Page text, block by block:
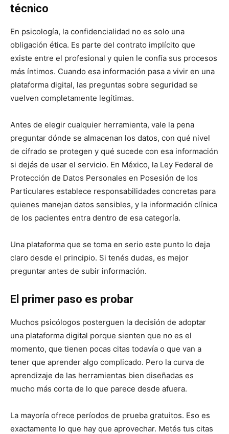
técnico
En psicología, la confidencialidad no es solo una
obligación ética. Es parte del contrato implícito que
existe entre el profesional y quien le confía sus procesos
más íntimos. Cuando esa información pasa a vivir en una
plataforma digital, las preguntas sobre seguridad se
vuelven completamente legítimas.
Antes de elegir cualquier herramienta, vale la pena
preguntar dónde se almacenan los datos, con qué nivel
de cifrado se protegen y qué sucede con esa información
si dejás de usar el servicio. En México, la Ley Federal de
Protección de Datos Personales en Posesión de los
Particulares establece responsabilidades concretas para
quienes manejan datos sensibles, y la información clínica
de los pacientes entra dentro de esa categoría.
Una plataforma que se toma en serio este punto lo deja
claro desde el principio. Si tenés dudas, es mejor
preguntar antes de subir información.
El primer paso es probar
Muchos psicólogos posterguen la decisión de adoptar
una plataforma digital porque sienten que no es el
momento, que tienen pocas citas todavía o que van a
tener que aprender algo complicado. Pero la curva de
aprendizaje de las herramientas bien diseñadas es
mucho más corta de lo que parece desde afuera.
La mayoría ofrece períodos de prueba gratuitos. Eso es
exactamente lo que hay que aprovechar. Metés tus citas